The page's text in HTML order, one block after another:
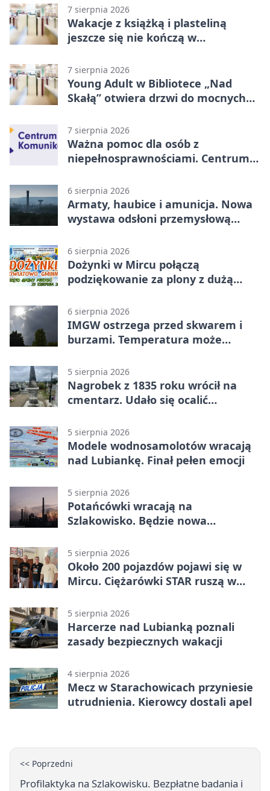
7 sierpnia 2026
Wakacje z książką i plasteliną
jeszcze się nie kończą w
7 sierpnia 2026
Young Adult w Bibliotece „Nad
Skałą” otwiera drzwi do mocnych
7 sierpnia 2026
Ważna pomoc dla osób z
niepełnosprawnościami. Centrum
6 sierpnia 2026
Armaty, haubice i amunicja. Nowa
wystawa odsłoni przemysłową
6 sierpnia 2026
Dożynki w Mircu połączą
podziękowanie za plony z dużą
6 sierpnia 2026
IMGW ostrzega przed skwarem i
burzami. Temperatura może
5 sierpnia 2026
Nagrobek z 1835 roku wrócił na
cmentarz. Udało się ocalić
5 sierpnia 2026
Modele wodnosamolotów wracają
nad Lubiankę. Finał pełen emocji
5 sierpnia 2026
Potańcówki wracają na
Szlakowisko. Będzie nowa
5 sierpnia 2026
Około 200 pojazdów pojawi się w
Mircu. Ciężarówki STAR ruszą w
5 sierpnia 2026
Harcerze nad Lubianką poznali
zasady bezpiecznych wakacji
4 sierpnia 2026
Mecz w Starachowicach przyniesie
utrudnienia. Kierowcy dostali apel
<< Poprzedni
Profilaktyka na Szlakowisku. Bezpłatne badania i